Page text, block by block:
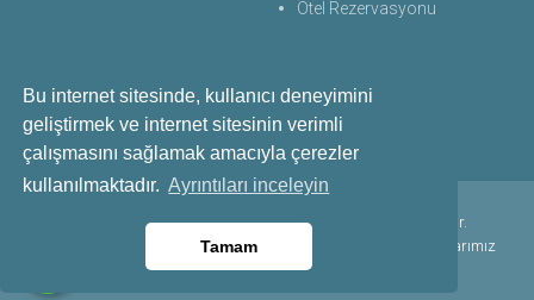
Bu internet sitesinde, kullanıcı deneyimini
geliştirmek ve internet sitesinin verimli
çalışmasını sağlamak amacıyla çerezler
kullanılmaktadır. Ayrıntıları inceleyin
Tamam
Otel Rezervasyonu
Bize Ulaşın
+90 256 711 60 28
Copyright © 2021 - 2024 Çine Belediyesi. Her Hakkı Saklıdır.
kopyalanması, çoğaltılması ve dağıtılması halinde yasal haklarımız
işletilecektir.